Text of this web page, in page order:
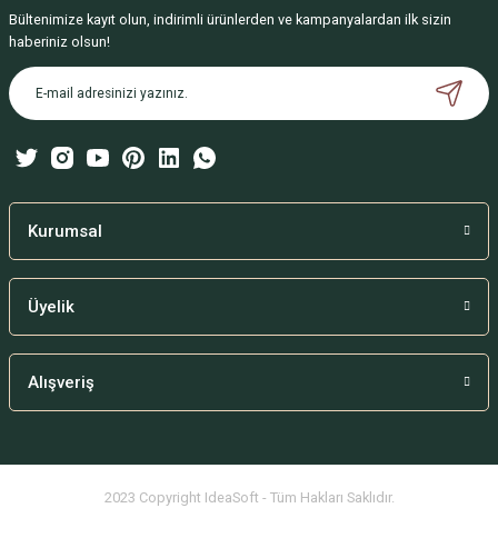
Ürün resmi kalitesiz, bozuk veya görüntülenemiyor.
Ürün açıklamasında eksik bilgiler bulunuyor.
Ürün bilgilerinde hatalar bulunuyor.
Bu ürüne benzer farklı alternatifler olmalı.
Bültenimize kayıt olun, indirimli ürünlerden ve kampanyalardan ilk sizin
haberiniz olsun!
Kurumsal
Üyelik
Alışveriş
2023 Copyright IdeaSoft - Tüm Hakları Saklıdır.